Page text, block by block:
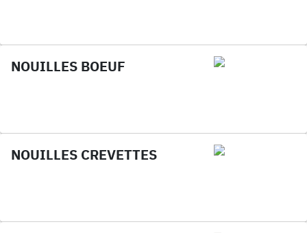
NOUILLES BOEUF
NOUILLES CREVETTES